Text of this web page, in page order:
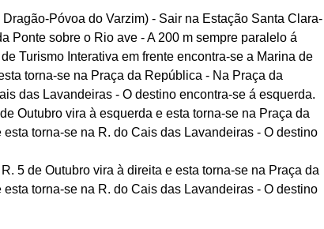
Póvoa do Varzim) - Sair na Estação Santa Clara-
Ponte sobre o Rio ave - A 200 m sempre paralelo á
Turismo Interativa em frente encontra-se a Marina de
torna-se na Praça da República - Na Praça da
das Lavandeiras - O destino encontra-se á esquerda.
Outubro vira à esquerda e esta torna-se na Praça da
torna-se na R. do Cais das Lavandeiras - O destino
5 de Outubro vira à direita e esta torna-se na Praça da
torna-se na R. do Cais das Lavandeiras - O destino